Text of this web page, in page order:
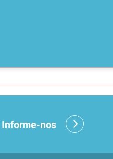
Informe-nos